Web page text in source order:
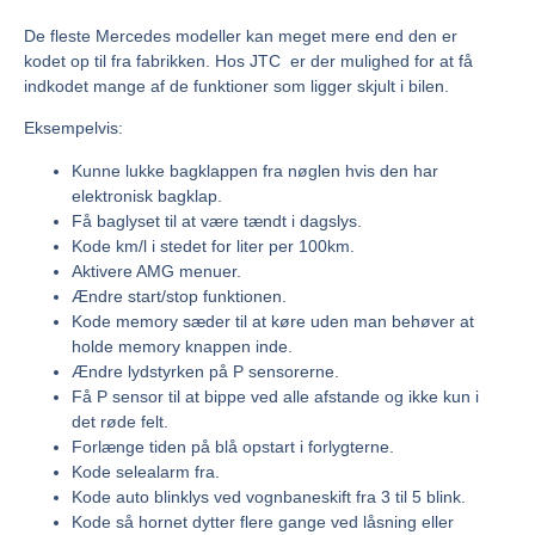
De fleste Mercedes modeller kan meget mere end den er
kodet op til fra fabrikken. Hos JTC er der mulighed for at få
indkodet mange af de funktioner som ligger skjult i bilen.
Eksempelvis:
Kunne lukke bagklappen fra nøglen hvis den har
elektronisk bagklap.
Få baglyset til at være tændt i dagslys.
Kode km/l i stedet for liter per 100km.
Aktivere AMG menuer.
Ændre start/stop funktionen.
Kode memory sæder til at køre uden man behøver at
holde memory knappen inde.
Ændre lydstyrken på P sensorerne.
Få P sensor til at bippe ved alle afstande og ikke kun i
det røde felt.
Forlænge tiden på blå opstart i forlygterne.
Kode selealarm fra.
Kode auto blinklys ved vognbaneskift fra 3 til 5 blink.
Kode så hornet dytter flere gange ved låsning eller